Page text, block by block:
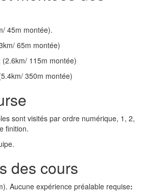
45m montée).
65m montée)
(2.6km/ 115m montée)
350m montée)
sont visités par ordre numérique, 1, 2,
finition.
des cours
Aucune expérience préalable requise: